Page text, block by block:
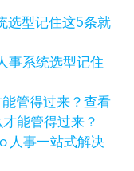
事系统选型记住
查看
能管得过来？